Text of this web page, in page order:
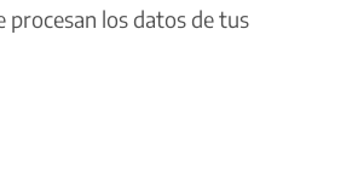
procesan los datos de tus